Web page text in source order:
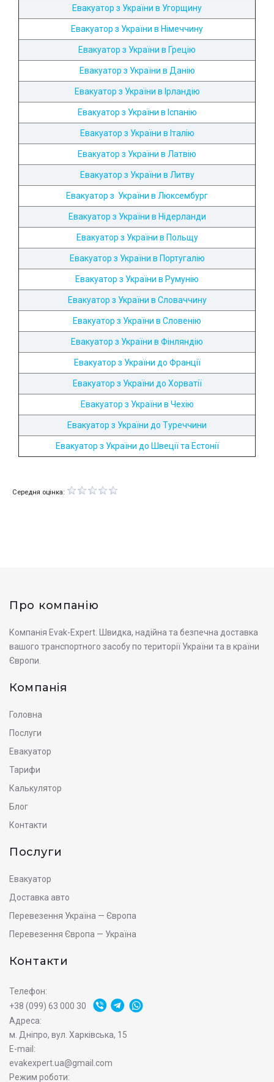
Евакуатор з України в Угорщину
Евакуатор з України в Німеччину
Евакуатор з України в Грецію
Евакуатор з України в Данію
Евакуатор з України в Ірландію
Евакуатор з України в Іспанію
Евакуатор з України в Італію
Евакуатор з України в Латвію
Евакуатор з України в Литву
Евакуатор з України в Люксембург
Евакуатор з України в Нідерланди
Евакуатор з України в Польщу
Евакуатор з України в Португалію
Евакуатор з України в Румунію
Евакуатор з України в Словаччину
Евакуатор з України в Словенію
Евакуатор з України в Фінляндію
Евакуатор з України до Франції
Евакуатор з України до Хорватії
Евакуатор з України в Чехію
Евакуатор з України до Туреччини
Евакуатор з України до Швеції та Естонії
Середня оцінка:
Про компанію
Компанія Evak-Expert. Швидка, надійна та безпечна доставка
вашого транспортного засобу по території України та в країни
Європи.
Компанія
Головна
Послуги
Евакуатор
Тарифи
Калькулятор
Блог
Контакти
Послуги
Евакуатор
Доставка авто
Перевезення Україна — Європа
Перевезення Європа — Україна
Контакти
Телефон:
+38 (099) 63 000 30
Адреса:
м. Дніпро, вул. Харківська, 15
E-mail:
evakexpert.ua@gmail.com
Режим роботи: